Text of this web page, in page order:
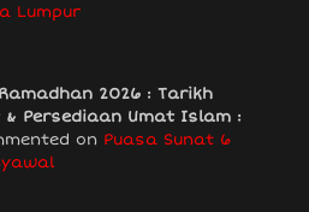
Lumpur
2026 : Tarikh
Persediaan Umat Islam :
on Puasa Sunat 6